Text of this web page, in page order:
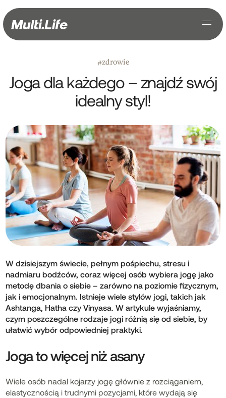
#zdrowie
Joga dla każdego – znajdź swój
idealny styl!
W dzisiejszym świecie, pełnym pośpiechu, stresu i
nadmiaru bodźców, coraz więcej osób wybiera jogę jako
metodę dbania o siebie – zarówno na poziomie fizycznym,
jak i emocjonalnym. Istnieje wiele stylów jogi, takich jak
Ashtanga, Hatha czy Vinyasa. W artykule wyjaśniamy,
czym poszczególne rodzaje jogi różnią się od siebie, by
ułatwić wybór odpowiedniej praktyki.
Joga to więcej niż asany
Wiele osób nadal kojarzy jogę głównie z rozciąganiem,
elastycznością i trudnymi pozycjami, które wydają się